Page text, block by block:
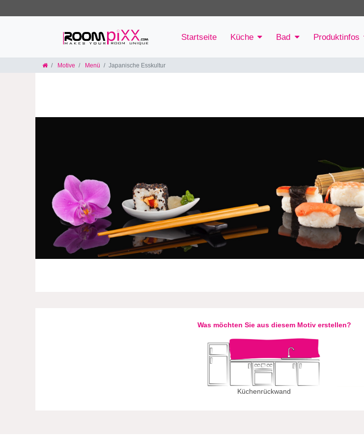
Startseite Küche Bad Produktinfos
Motive Menü Japanische Esskultur
Was möchten Sie aus diesem Motiv erstellen?
Küchenrückwand